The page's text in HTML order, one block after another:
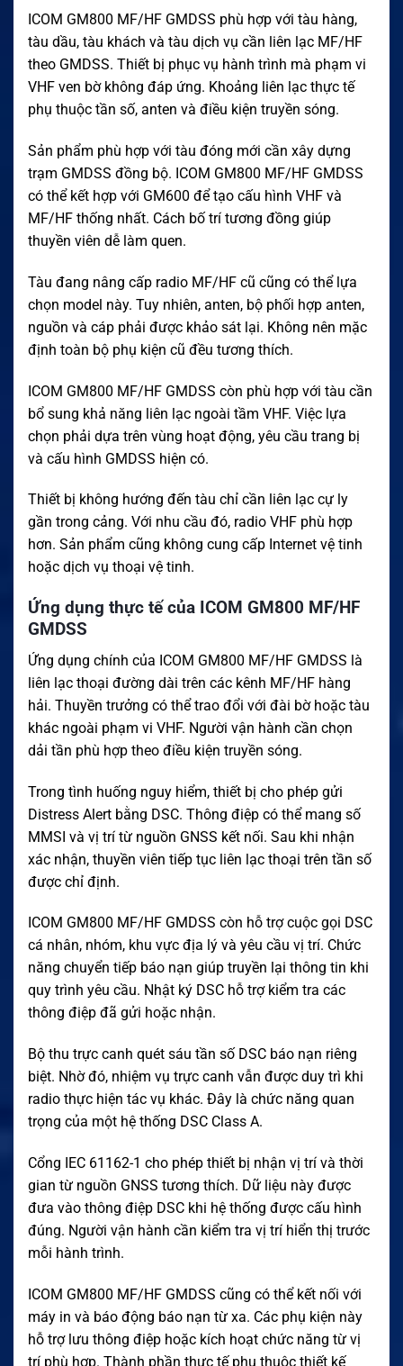
ICOM GM800 MF/HF GMDSS phù hợp với tàu hàng,
tàu dầu, tàu khách và tàu dịch vụ cần liên lạc MF/HF
theo GMDSS. Thiết bị phục vụ hành trình mà phạm vi
VHF ven bờ không đáp ứng. Khoảng liên lạc thực tế
phụ thuộc tần số, anten và điều kiện truyền sóng.
Sản phẩm phù hợp với tàu đóng mới cần xây dựng
trạm GMDSS đồng bộ. ICOM GM800 MF/HF GMDSS
có thể kết hợp với GM600 để tạo cấu hình VHF và
MF/HF thống nhất. Cách bố trí tương đồng giúp
thuyền viên dễ làm quen.
Tàu đang nâng cấp radio MF/HF cũ cũng có thể lựa
chọn model này. Tuy nhiên, anten, bộ phối hợp anten,
nguồn và cáp phải được khảo sát lại. Không nên mặc
định toàn bộ phụ kiện cũ đều tương thích.
ICOM GM800 MF/HF GMDSS còn phù hợp với tàu cần
bổ sung khả năng liên lạc ngoài tầm VHF. Việc lựa
chọn phải dựa trên vùng hoạt động, yêu cầu trang bị
và cấu hình GMDSS hiện có.
Thiết bị không hướng đến tàu chỉ cần liên lạc cự ly
gần trong cảng. Với nhu cầu đó, radio VHF phù hợp
hơn. Sản phẩm cũng không cung cấp Internet vệ tinh
hoặc dịch vụ thoại vệ tinh.
Ứng dụng thực tế của ICOM GM800 MF/HF
GMDSS
Ứng dụng chính của ICOM GM800 MF/HF GMDSS là
liên lạc thoại đường dài trên các kênh MF/HF hàng
hải. Thuyền trưởng có thể trao đổi với đài bờ hoặc tàu
khác ngoài phạm vi VHF. Người vận hành cần chọn
dải tần phù hợp theo điều kiện truyền sóng.
Trong tình huống nguy hiểm, thiết bị cho phép gửi
Distress Alert bằng DSC. Thông điệp có thể mang số
MMSI và vị trí từ nguồn GNSS kết nối. Sau khi nhận
xác nhận, thuyền viên tiếp tục liên lạc thoại trên tần số
được chỉ định.
ICOM GM800 MF/HF GMDSS còn hỗ trợ cuộc gọi DSC
cá nhân, nhóm, khu vực địa lý và yêu cầu vị trí. Chức
năng chuyển tiếp báo nạn giúp truyền lại thông tin khi
quy trình yêu cầu. Nhật ký DSC hỗ trợ kiểm tra các
thông điệp đã gửi hoặc nhận.
Bộ thu trực canh quét sáu tần số DSC báo nạn riêng
biệt. Nhờ đó, nhiệm vụ trực canh vẫn được duy trì khi
radio thực hiện tác vụ khác. Đây là chức năng quan
trọng của một hệ thống DSC Class A.
Cổng IEC 61162-1 cho phép thiết bị nhận vị trí và thời
gian từ nguồn GNSS tương thích. Dữ liệu này được
đưa vào thông điệp DSC khi hệ thống được cấu hình
đúng. Người vận hành cần kiểm tra vị trí hiển thị trước
mỗi hành trình.
ICOM GM800 MF/HF GMDSS cũng có thể kết nối với
máy in và báo động báo nạn từ xa. Các phụ kiện này
hỗ trợ lưu thông điệp hoặc kích hoạt chức năng từ vị
trí phù hợp. Thành phần thực tế phụ thuộc thiết kế